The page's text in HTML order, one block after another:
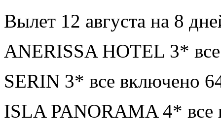
Вылет 12 августа на 8
ANERISSA HOTEL 3*
SERIN 3* все включено
ISLA PANORAMA 4* все